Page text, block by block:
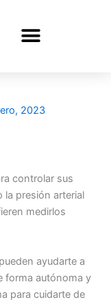
2023
controlar sus
la presión arterial
medirlos
ayudarte a
forma autónoma y
para cuidarte de